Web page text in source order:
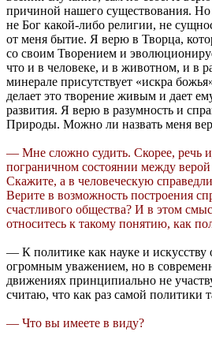
причиной нашего существования.
не Бог какой-либо религии, не
от меня бытие. Я верю в Творца,
со своим Творением и
что и в человеке, и в животном, и в
минерале присутствует «искра
делает это творение живым и дает
развития. Я верю в разумность и
Природы. Можно ли назвать меня
— Мне сложно судить. Скорее, речь
пограничном состоянии между
Скажите, а в человеческую
Верите в возможность построения
счастливого общества? И в этом
относитесь к такому понятию, как
— К политике как науке и искусству
огромным уважением, но в
движениях принципиально не
считаю, что как раз самой политики
— Что вы имеете в виду?